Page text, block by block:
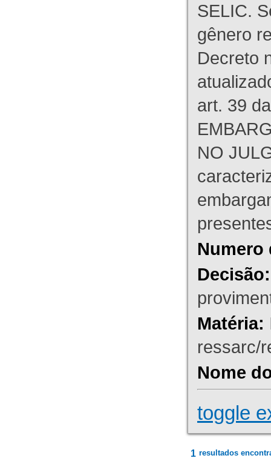
SELIC.
gênero
Decreto
art. 39
NO
Numero
Decisão:
Matéria:
ressarc/
Nome
toggle
1 resultados